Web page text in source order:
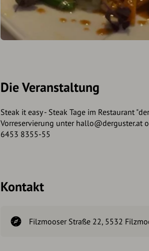
Die Veranstaltung
Steak it easy - Steak Tage im Restaurant
Vorreservierung unter hallo@derguster.at
6453 8355-55
Kontakt
Filzmooser Straße 22, 5532